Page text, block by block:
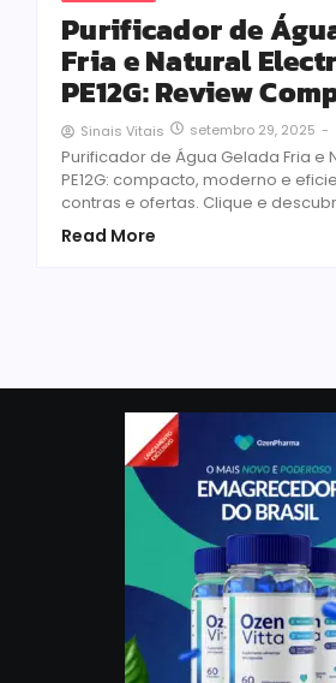
Purificador de
Fria e Natural
PE12G: Review
Sinais Vitais setembro 29, 2025 -
Purificador de Água Gelada Fria e
PE12G: compacto, moderno e
contras e ofertas. Clique e
Read More